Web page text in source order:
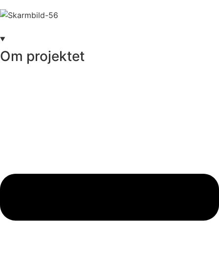
Om projektet